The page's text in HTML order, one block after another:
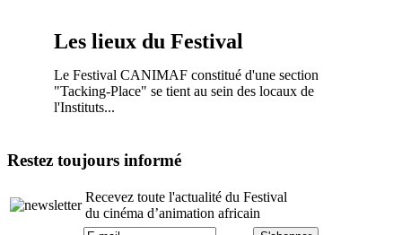
Les lieux du Festival
Le Festival CANIMAF constitué d'une section
"Tacking-Place" se tient au sein des locaux de
l'Instituts...
Restez toujours informé
Recevez toute l'actualité du Festival
du cinéma d’animation africain